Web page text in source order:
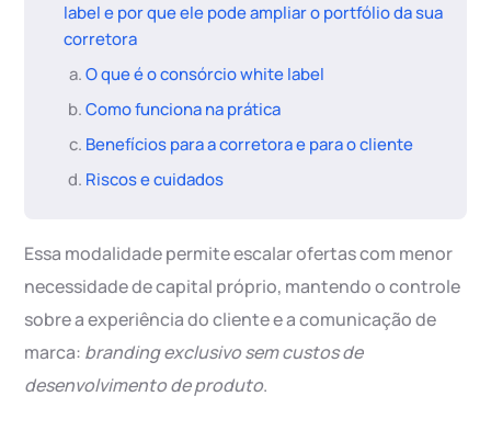
label e por que ele pode ampliar o portfólio da sua
corretora
O que é o consórcio white label
Como funciona na prática
Benefícios para a corretora e para o cliente
Riscos e cuidados
Essa modalidade permite escalar ofertas com menor
necessidade de capital próprio, mantendo o controle
sobre a experiência do cliente e a comunicação de
marca: branding exclusivo sem custos de
desenvolvimento de produto.